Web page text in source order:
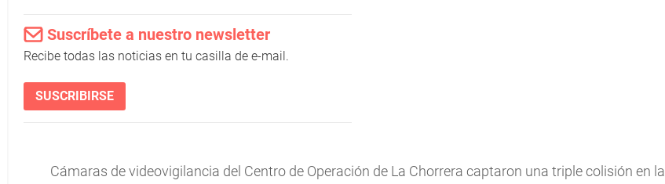
Suscríbete a nuestro newsletter
Recibe todas las noticias en tu casilla de e-mail.
SUSCRIBIRSE
Cámaras de videovigilancia del Centro de Operación de La Chorrera captaron una triple colisión en la